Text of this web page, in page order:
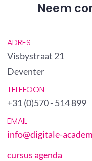
Neem
ADRES
Visbystraat 21
Deventer
TELEFOON
+31 (0)570 - 514 899
EMAIL
info@digitale-
cursus agenda